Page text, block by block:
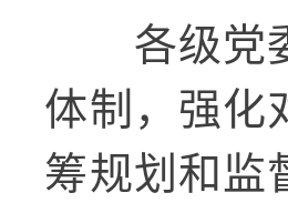
各级党
体制，强化
筹规划和监